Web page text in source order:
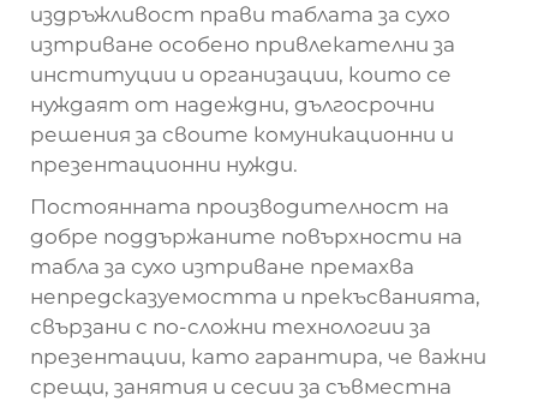
издръжливост прави таблата за сухо
изтриване особено привлекателни за
институции и организации, които се
нуждаят от надеждни, дългосрочни
решения за своите комуникационни и
презентационни нужди.
Постоянната производителност на
добре поддържаните повърхности на
табла за сухо изтриване премахва
непредсказуемостта и прекъсванията,
свързани с по-сложни технологии за
презентации, като гарантира, че важни
срещи, занятия и сесии за съвместна